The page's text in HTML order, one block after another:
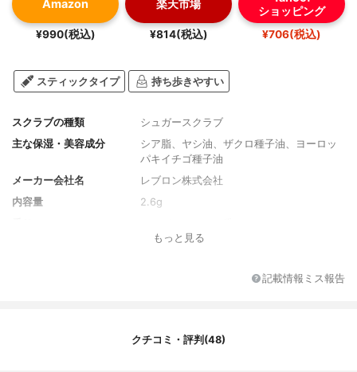
Amazon
¥990(税込)
楽天市場
¥814(税込)
ショッピング
¥706(税込)
スティックタイプ 持ち歩きやすい
スクラブの種類
シュガースクラブ
主な保湿・美容成分
シア脂、ヤシ油、ザクロ種子油、ヨーロッ
パキイチゴ種子油
メーカー会社名
レブロン株式会社
内容量
2.6g
もっと見る
記載情報ミス報告
クチコミ・評判(48)